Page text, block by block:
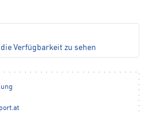
Verfügbarkeit zu sehen